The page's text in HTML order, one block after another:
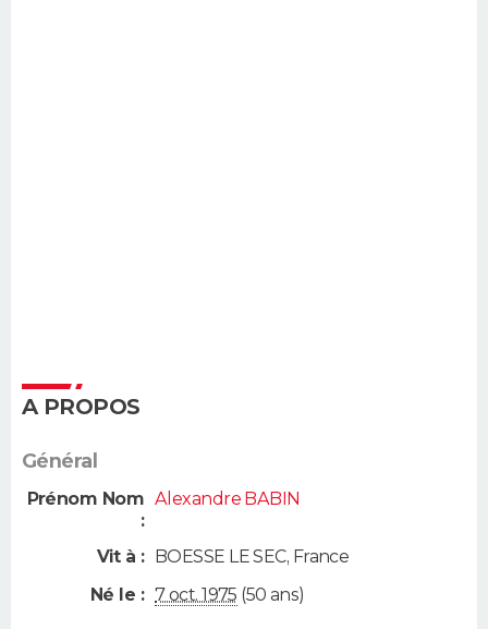
A PROPOS
Général
Prénom Nom
:
Alexandre BABIN
Vit à : BOESSE LE SEC, France
Né le : 7 oct. 1975 (50 ans)